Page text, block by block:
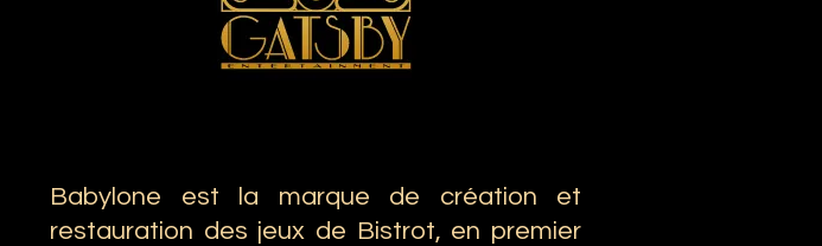
Babylone est la marque de création et
restauration des jeux de Bistrot, en premier